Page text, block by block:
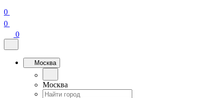
0
0
0
Москва
Москва